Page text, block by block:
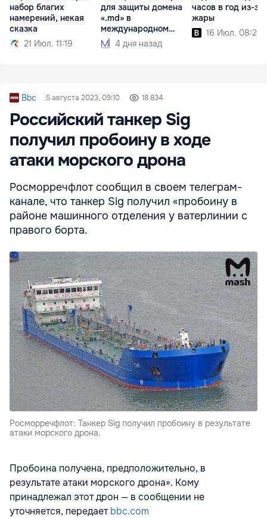
набор благих
намерений, некая
сказка
21 Июл. 11:19
для защиты домена
«.md» в
международном
споре4 дня назад
часов в год из-за
жары
16 Июл. 08:29
Bbc 5 августа 2023, 09:10 18 834
Российский танкер Sig
получил пробоину в ходе
атаки морского дрона
Росморречфлот сообщил в своем телеграм-
канале, что танкер Sig получил «пробоину в
районе машинного отделения у ватерлинии с
правого борта.
Росморречфлот: Танкер Sig получил пробоину в результате
атаки морского дрона.
Пробоина получена, предположительно, в
результате атаки морского дрона». Кому
принадлежал этот дрон — в сообщении не
уточняется, передаетbbc.com